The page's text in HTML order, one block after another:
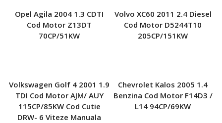
Opel Agila 2004 1.3 CDTI
Cod Motor Z13DT
70CP/51KW
Volvo XC60 2011 2.4 Diesel
Cod Motor D5244T10
205CP/151KW
Volkswagen Golf 4 2001 1.9
TDI Cod Motor AJM/ AUY
115CP/85KW Cod Cutie
DRW- 6 Viteze Manuala
Chevrolet Kalos 2005 1.4
Benzina Cod Motor F14D3 /
L14 94CP/69KW